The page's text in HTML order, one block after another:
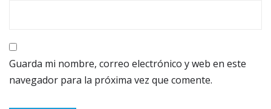
Guarda mi nombre, correo electrónico y web en este
navegador para la próxima vez que comente.